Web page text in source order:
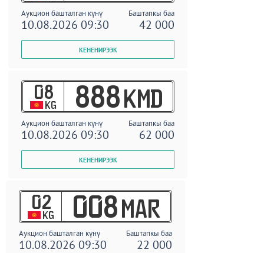
Аукцион башталган күнү Баштапкы баа
10.08.2026 09:30 42 000
08
KG 888 KMD
Аукцион башталган күнү Баштапкы баа
10.08.2026 09:30 62 000
02
KG 008 MAR
Аукцион башталган күнү Баштапкы баа
10.08.2026 09:30 22 000